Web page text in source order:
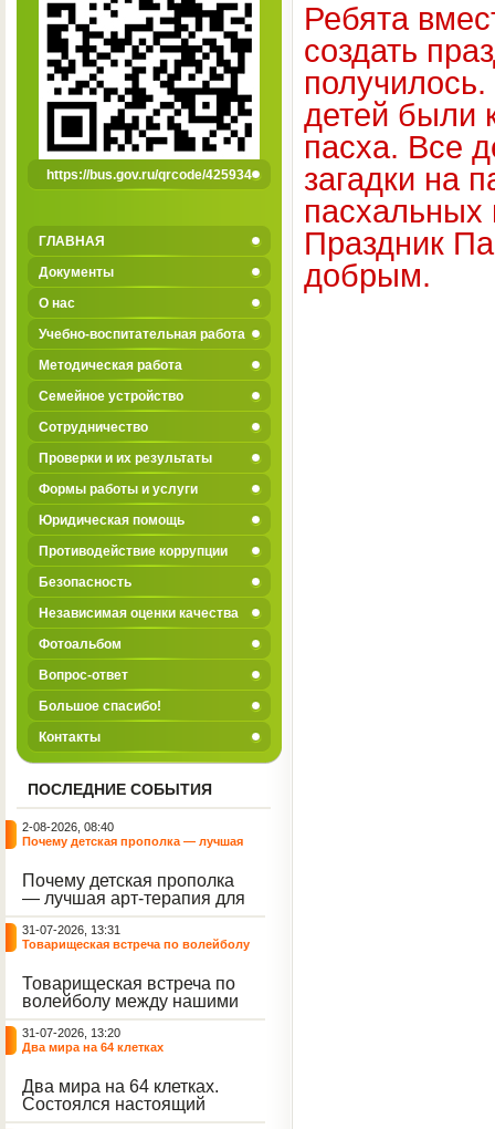
https://bus.gov.ru/qrcode/425934
ГЛАВНАЯ
Документы
О нас
Учебно-воспитательная работа
Методическая работа
Семейное устройство
Сотрудничество
Проверки и их результаты
Формы работы и услуги
Юридическая помощь
Противодействие коррупции
Безопасность
Независимая оценки качества
Фотоальбом
Вопрос-ответ
Большое спасибо!
Контакты
ПОСЛЕДНИЕ СОБЫТИЯ
2-08-2026, 08:40
Почему детская прополка — лучшая
Почему детская прополка
— лучшая арт-терапия для
воспитателя?
31-07-2026, 13:31
Товарищеская встреча по волейболу
Товарищеская встреча по
волейболу между нашими
воспитанниками и
сельскими ребятами.
31-07-2026, 13:20
Два мира на 64 клетках
Два мира на 64 клетках.
Состоялся настоящий
интеллектуальный
Ребята
создать
детей были
пасха. Все
загадки на
пасхальных
Праздник
добрым.